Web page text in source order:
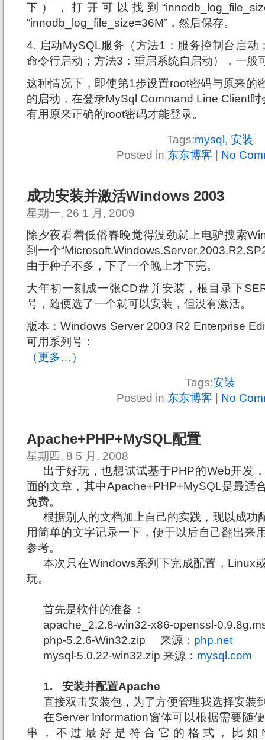
下），打开可以找到
“innodb_log_file_size=36M”，然后保存。
4. 启动MySQL服务（方法1：服务控制台启动
命令行启动；方法3：重启系统自启动），一般
这种情况下，即使第1步设置root密码与原来的
的启动，在登录MySql Command Line Client
有用原来正确的root密码才能登录。
Tags:mysql, 安装
Posted in 东东博客 | No
成功安装并激活Windows 2003
星期一, 26 1 月, 2009
除夕夜看着低俗春晚觉得没劲就上电驴搜索
到一个
由于种子不多，下了一个晚上才下完。
大年初一刻成一张CD盘并安装，根目录下
号，随便选了一个就可以安装，但没有激活。
版本：Windows Server 2003 R2 Enterprise
可用系列号：
（更多…）
Tags:安装
Posted in 东东博客 No
Apache+PHP+MySQL配置
星期四, 8 5 月, 2008
出于好玩，也想试试基于PHP的Web开发
面的文章，其中Apache+PHP+MySQL是最适
免费。
根据别人的文档加上自己的实践，现以成功
用简单的文字记录一下，便于以后自己翻出来
参考。
本次只在Windows系列下完成配置，Linux
玩。
首先是软件的准备：
apache_2.2.8-win32-x86-openssl-
php-5.2.6-Win32.zip
来源： php.net
mysql-5.0.22-win32.zip 来源： mysql.com
1. 安装并配置Apache
直接双击安装包，为了方便管理我选择安装
在Server Information窗体可以根据需要随
串，不过最好是符合它的格式，比如